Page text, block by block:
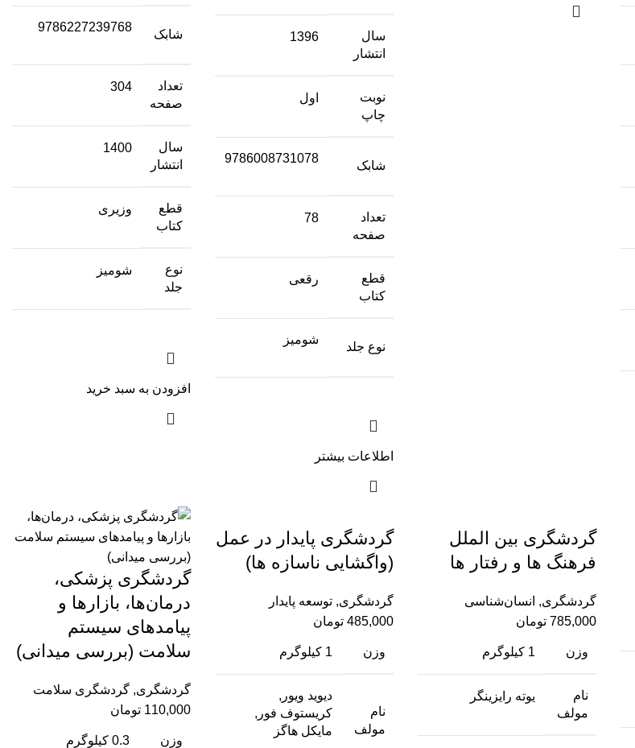
سال
انتشار
1396
نوبت
چاپ
اول
شابک
9786008731078
تعداد
صفحه
78
قطع
کتاب
رقعی
نوع جلد
شومیز
اطلاعات بیشتر
شابک
9786227239768
تعداد
صفحه
304
سال
انتشار
1400
قطع
کتاب
وزیری
نوع
جلد
شومیز
افزودن به سبد خرید
گردشگری بین الملل
فرهنگ ها و رفتار ها
گردشگری, انسان‌شناسی
785,000 تومان
وزن 1 کیلوگرم
نام
مولف
یوته رایزینگر
گردشگری پایدار در عمل
(واگشایی ناسازه‌ ها)
گردشگری, توسعه پایدار
485,000 تومان
وزن 1 کیلوگرم
نام
مولف
دیوید ویور,
کریستوف فور,
مایکل هاگز
گردشگری پزشکی،
درمان‌ها، بازارها و
پیامدهای سیستم
سلامت (بررسی میدانی)
گردشگری, گردشگری سلامت
110,000 تومان
وزن 0.3 کیلوگرم